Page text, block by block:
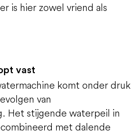
is hier zowel vriend als
vast
komt onder druk
van
Het stijgende waterpeil in
met dalende